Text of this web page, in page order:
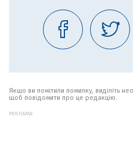
Якщо ви помітили помилку, виділіть
щоб повідомити про це редакцію.
РЕКЛАМА: